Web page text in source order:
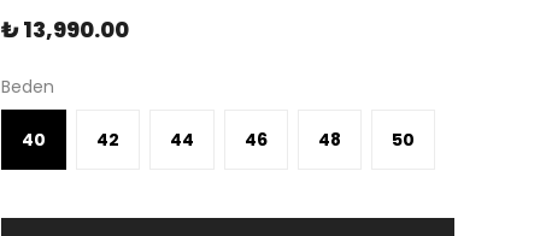
₺ 13,990.00
Beden
40 42 44 46 48 50